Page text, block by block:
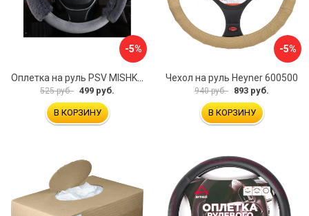
-5%
525 руб. 499 руб.
В КОРЗИНУ
-5%
Чехол на руль Heyner 600500
940 руб. 893 руб.
В КОРЗИНУ